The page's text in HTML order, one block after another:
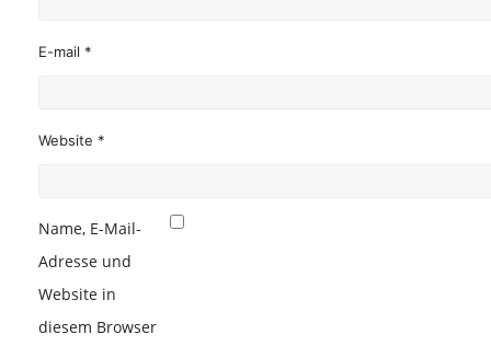
E-mail *
Website *
Name, E-Mail-
Adresse und
Website in
diesem Browser